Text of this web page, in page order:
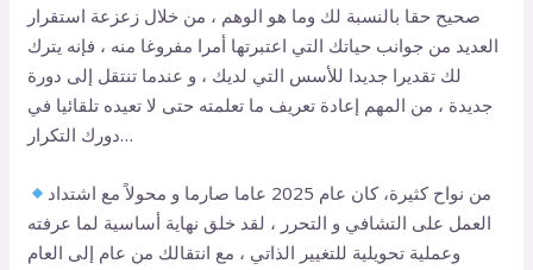
صحيح حقا بالنسبة لك وما هو الوهم ، من خلال زعزعة استقرار
العديد من جوانب حياتك التي اعتبرتها أمرا مفروغا منه ، فإنه يترك
لك تقديرا جديدا للأسس التي لديك ، و عندما تنتقل إلى دورة
جديدة ، من المهم إعادة تعريف ما تعلمته حتى لا تعيده تلقائيا في
دورك التكرار…
من نواح كثيرة، كان عام 2025 عاما صارما و محولاً مع اشتداد
العمل على التشافي و التحرر ، لقد خلق نهاية أساسية لما عرفته
وعملية تحويلية للتغيير الذاتي ، مع انتقالك من عام إلى العام